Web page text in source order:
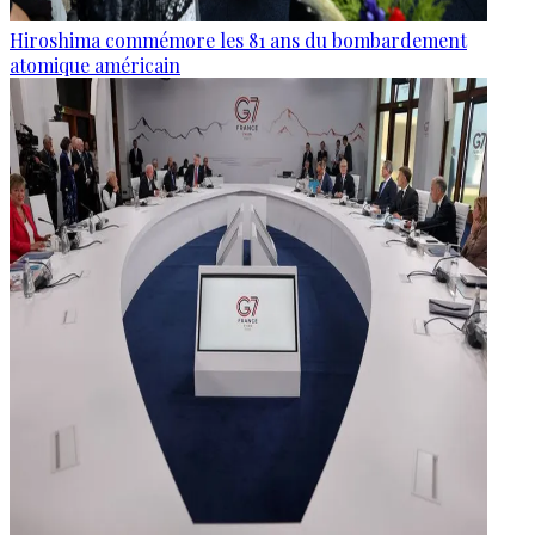
Hiroshima commémore les 81 ans du bombardement
atomique américain